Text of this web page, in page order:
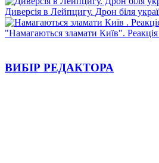
Диверсія в Лейпцигу. Дрон біля
"Намагаються зламати Київ".
ВИБІР РЕДАКТОРА